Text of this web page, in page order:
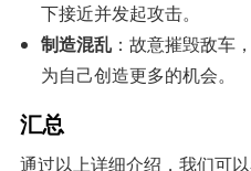
下接近并发起攻击。
制造混乱 ：故意摧毁敌车
为自己创造更多的机会。
汇总
通过以上详细介绍，我们可